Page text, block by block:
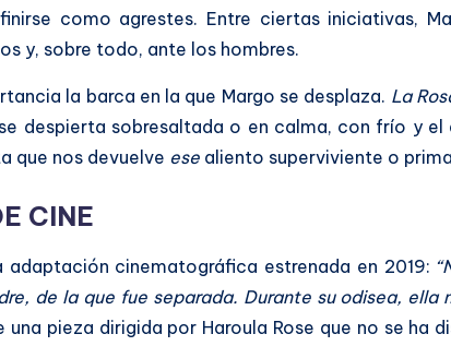
como agrestes. Entre ciertas iniciativas,
y, sobre todo, ante los hombres.
la barca en la que Margo se desplaza. La
despierta sobresaltada o en calma, con frío y
que nos devuelve ese aliento superviviente o
CINE
adaptación cinematográfica estrenada en 2019:
de la que fue separada. Durante su odisea,
una pieza dirigida por Haroula Rose que no se ha